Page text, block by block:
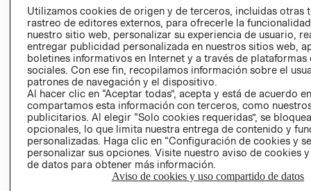
AVISO DE
PRIVACIDAD
GIFT CARD
AVISO DE
COOKIES
Uruguay ($U)
Utilizamos cookies de origen y de terceros, incluidas otras
rastreo de editores externos, para ofrecerle la
nuestro sitio web, personalizar su experiencia de usuario,
entregar publicidad personalizada en nuestros sitios web,
boletines informativos en Internet y a través de plataformas
sociales. Con ese fin, recopilamos información sobre el
patrones de navegación y el dispositivo.
Al hacer clic en “Aceptar todas”, acepta y está de acuerdo
compartamos esta información con terceros, como
publicitarios. Al elegir “Solo cookies requeridas”, se
opcionales, lo que limita nuestra entrega de contenido y
personalizadas. Haga clic en “Configuración de cookies y
personalizar sus opciones. Visite nuestro aviso de cookies
de datos para obtener más información.
Aviso de cookies y uso compartido de datos